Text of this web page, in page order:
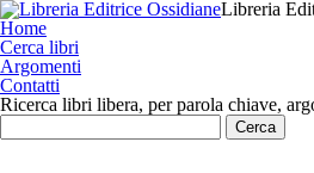
Libreria
Home
Cerca libri
Argomenti
Contatti
Ricerca libri libera, per parola chiave,